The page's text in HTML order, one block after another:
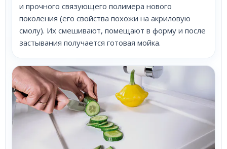
и прочного связующего полимера нового
поколения (его свойства похожи на акриловую
смолу). Их смешивают, помещают в форму и после
застывания получается готовая мойка.